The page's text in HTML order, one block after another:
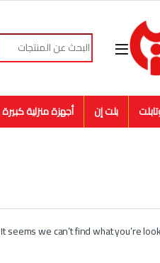
Search for:
بلت إن أجهزة منزلية كبيرة
It seems we can’t find what you’re